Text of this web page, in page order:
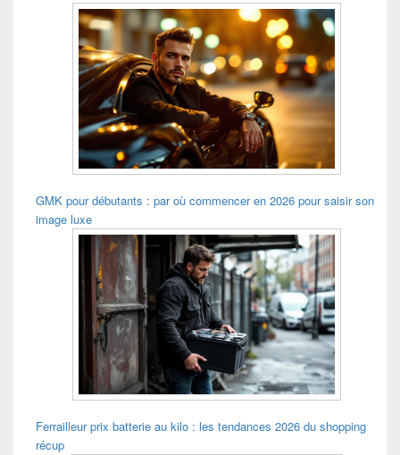
GMK pour débutants : par où commencer en 2026 pour saisir son
image luxe
Ferrailleur prix batterie au kilo : les tendances 2026 du shopping
récup